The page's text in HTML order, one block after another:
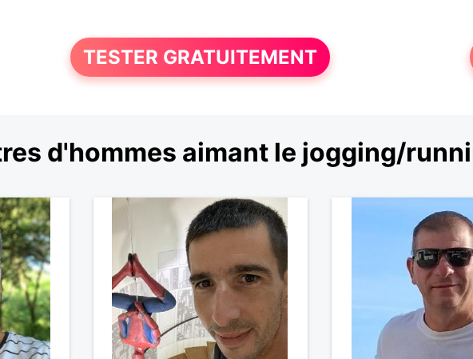
TESTER GRATUITEMENT
d'hommes aimant le jogging/